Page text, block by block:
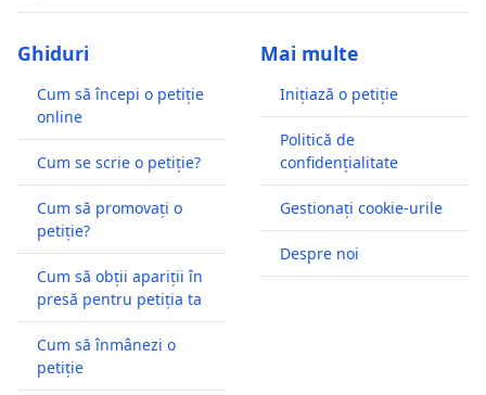
Ghiduri
Cum să începi o petiție
online
Cum se scrie o petiție?
Cum să promovați o
petiție?
Cum să obții apariții în
presă pentru petiția ta
Cum să înmânezi o
petiție
Mai multe
Inițiază o petiție
Politică de
confidențialitate
Gestionați cookie-urile
Despre noi